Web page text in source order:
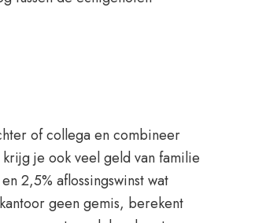
of collega en combineer
je ook veel geld van familie
2,5% aflossingswinst wat
geen gemis, berekent